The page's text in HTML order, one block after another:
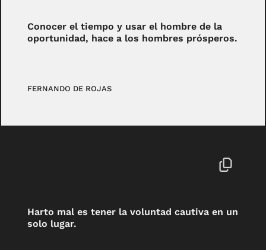
Conocer el tiempo y usar el hombre de la
oportunidad, hace a los hombres prósperos.
FERNANDO DE ROJAS
Harto mal es tener la voluntad cautiva en un
solo lugar.